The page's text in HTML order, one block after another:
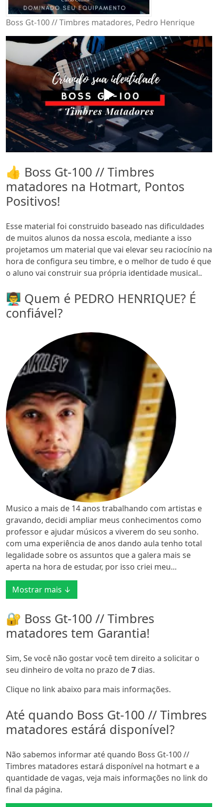
Boss Gt-100 // Timbres matadores, Pedro Henrique
▶️
👍 Boss Gt-100 // Timbres
matadores na Hotmart, Pontos
Positivos!
Esse material foi construido baseado nas dificuldades
de muitos alunos da nossa escola, mediante a isso
projetamos um material que vai elevar seu raciocínio na
hora de configura seu timbre, e o melhor de tudo é que
o aluno vai construir sua própria identidade musical..
👨‍🏫 Quem é PEDRO HENRIQUE? É
confiável?
Musico a mais de 14 anos trabalhando com artistas e
gravando, decidi ampliar meus conhecimentos como
professor e ajudar músicos a viverem do seu sonho.
com uma experiência de anos dando aula tenho total
legalidade sobre os assuntos que a galera mais se
aperta na hora de estudar, por isso criei meu...
Mostrar mais ↓
🔐 Boss Gt-100 // Timbres
matadores tem Garantia!
Sim, Se você não gostar você tem direito a solicitar o
seu dinheiro de volta no prazo de7 dias.
Clique no link abaixo para mais informações.
Até quando Boss Gt-100 // Timbres
matadores estárá disponível?
Não sabemos informar até quando Boss Gt-100 //
Timbres matadores estará disponível na hotmart e a
quantidade de vagas, veja mais informações no link do
final da página.